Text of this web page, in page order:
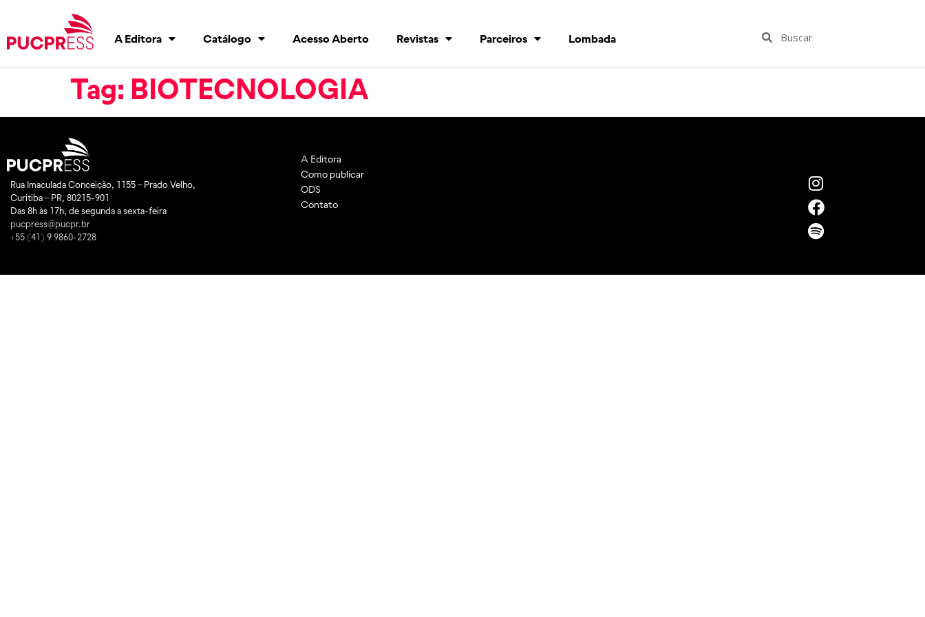
A Editora Catálogo Acesso Aberto Revistas Parceiros Lombada
Tag: BIOTECNOLOGIA
Rua Imaculada Conceição, 1155 – Prado Velho,
Curitiba – PR, 80215-901
Das 8h às 17h, de segunda a sexta-feira
pucpress@pucpr.br
+55 (41) 9 9860-2728
A Editora
Como publicar
ODS
Contato